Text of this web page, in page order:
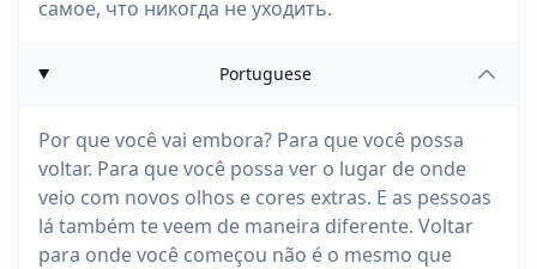
самое, что никогда не уходить.
Portuguese
Por que você vai embora? Para que você possa
voltar. Para que você possa ver o lugar de onde
veio com novos olhos e cores extras. E as pessoas
lá também te veem de maneira diferente. Voltar
para onde você começou não é o mesmo que